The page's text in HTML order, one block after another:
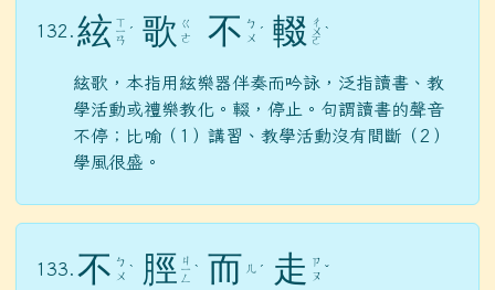
132. 絃 ㄒ
ㄧ
ㄢ
ˊ 歌 ㄍ
ㄜ
不 ㄅ
ㄨ ˊ 輟 ㄔ
ㄨ
ㄛ
ˋ
絃歌，本指用絃樂器伴奏而吟詠，泛指讀書、教
學活動或禮樂教化。輟，停止。句謂讀書的聲音
不停；比喻（1）講習、教學活動沒有間斷（2）
學風很盛。
133. 不 ㄅ
ㄨ ˋ 脛 ㄐ
ㄧ
ㄥ
ˋ 而 ㄦ ˊ 走 ㄗ
ㄡ ˇ